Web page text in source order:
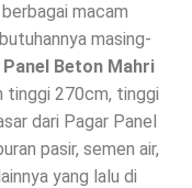
macam
masing-
Beton Mahri
tinggi 270cm, tinggi
dari Pagar Panel
pasir, semen air,
yang lalu di